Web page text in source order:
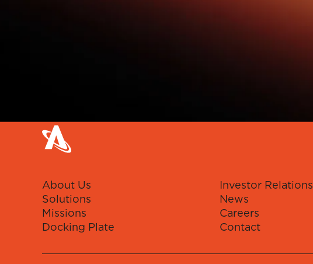
About Us
Solutions
Missions
Docking Plate
Investor Relations
News
Careers
Contact